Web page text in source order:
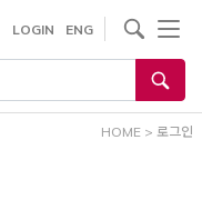
LOGIN ENG
HOME > 로그인